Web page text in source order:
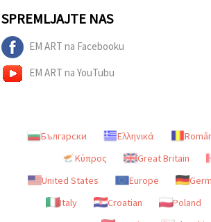
SPREMLJAJTE NAS
EM ART na Facebooku
EM ART na YouTubu
Български Ελληνικά
Κύπρος
Great Britain
United States
Europe
Italy
Croatian Poland